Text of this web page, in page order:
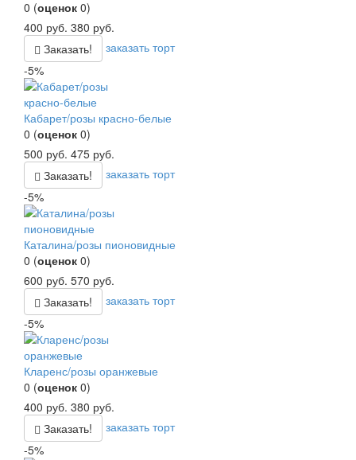
0 (оценок 0)
400 руб. 380 руб.
Заказать!
заказать торт
-5%
Кабарет/розы красно-белые
0 (оценок 0)
500 руб. 475 руб.
Заказать!
заказать торт
-5%
Каталина/розы пионовидные
0 (оценок 0)
600 руб. 570 руб.
Заказать!
заказать торт
-5%
Кларенс/розы оранжевые
0 (оценок 0)
400 руб. 380 руб.
Заказать!
заказать торт
-5%